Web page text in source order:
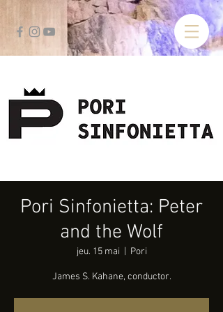
Pori Sinfonietta: Peter
and the Wolf
jeu. 15 mai Pori
James S. Kahane, conductor.